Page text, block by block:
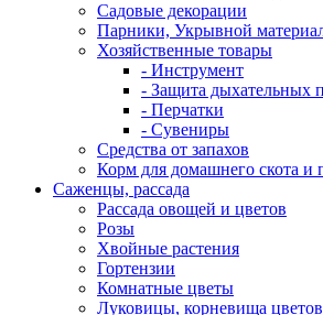
Садовые декорации
Парники, Укрывной
Хозяйственные товары
- Инструмент
- Защита дыхательных
- Перчатки
- Сувениры
Средства от запахов
Корм для домашнего скота и
Саженцы, рассада
Рассада овощей и цветов
Розы
Хвойные растения
Гортензии
Комнатные цветы
Луковицы, корневища цветов